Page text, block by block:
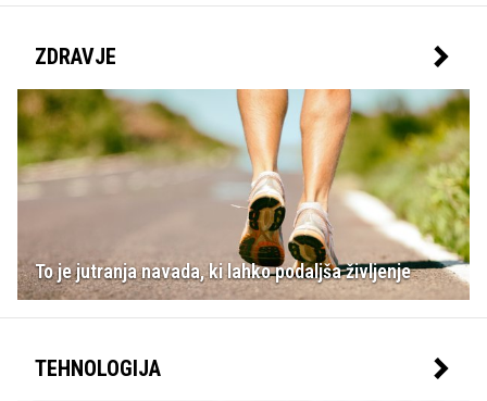
ZDRAVJE
To je jutranja navada, ki lahko podaljša življenje
TEHNOLOGIJA